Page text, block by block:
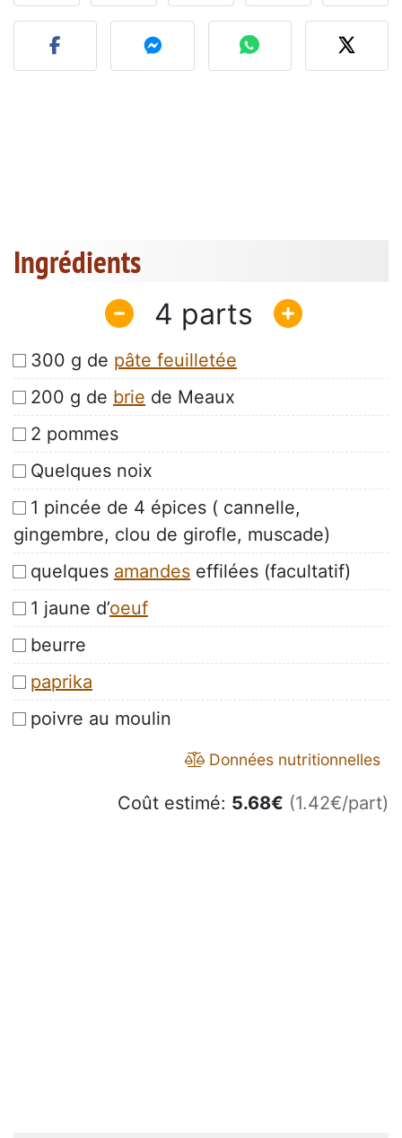
Publier votre photo de
Ingrédients
4
300 g de pâte feuilletée
200 g de brie de Meaux
2 pommes
Quelques noix
1 pincée de 4 épices ( cannelle,
gingembre, clou de girofle, muscade)
quelques amandes effilées (facultatif)
1 jaune d’oeuf
beurre
paprika
poivre au moulin
Données nutritionnelles
Coût estimé: 5.68€ (1.42€/part)